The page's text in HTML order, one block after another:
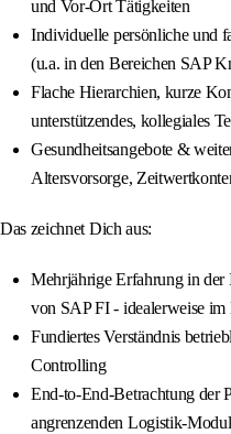
und Vor-Ort Tätigkeiten
Individuelle persönliche und
(u.a. in den Bereichen SAP
Flache Hierarchien, kurze
unterstützendes, kollegiales
Gesundheitsangebote &
Altersvorsorge,
Das zeichnet Dich aus:
Mehrjährige Erfahrung in der
von SAP FI - idealerweise
Fundiertes Verständnis
Controlling
End-to-End-Betrachtung der
angrenzenden Logistik-